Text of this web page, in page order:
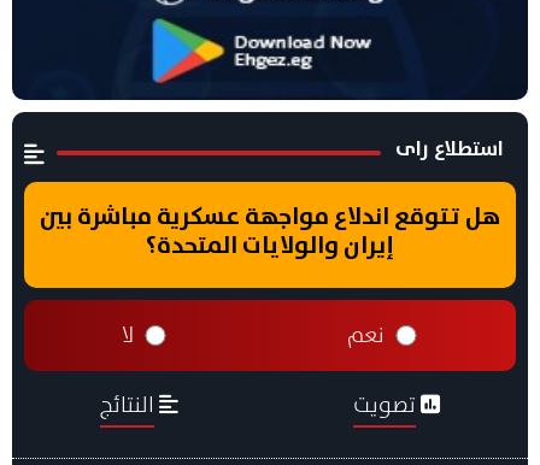
استطلاع راى
هل تتوقع اندلاع مواجهة عسكرية مباشرة بين
إيران والولايات المتحدة؟
نعم لا
تصويت النتائج